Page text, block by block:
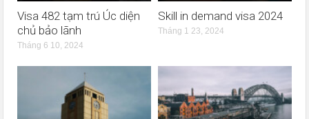
Visa 482 tạm trú Úc diện
chủ bảo lãnh
Tháng 6 10, 2024
Skill in demand visa 2024
Tháng 1 23, 2024